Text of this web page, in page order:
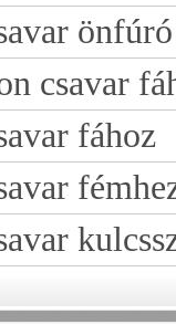
önfúró
csavar
fához